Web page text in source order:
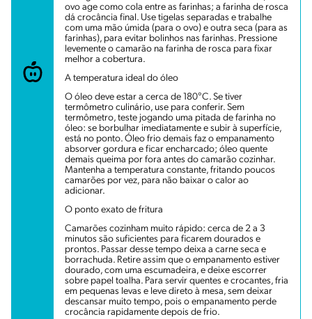
ovo age como cola entre as farinhas; a farinha de rosca
dá crocância final. Use tigelas separadas e trabalhe
com uma mão úmida (para o ovo) e outra seca (para as
farinhas), para evitar bolinhos nas farinhas. Pressione
levemente o camarão na farinha de rosca para fixar
melhor a cobertura.
A temperatura ideal do óleo
O óleo deve estar a cerca de 180°C. Se tiver
termômetro culinário, use para conferir. Sem
termômetro, teste jogando uma pitada de farinha no
óleo: se borbulhar imediatamente e subir à superfície,
está no ponto. Óleo frio demais faz o empanamento
absorver gordura e ficar encharcado; óleo quente
demais queima por fora antes do camarão cozinhar.
Mantenha a temperatura constante, fritando poucos
camarões por vez, para não baixar o calor ao
adicionar.
O ponto exato de fritura
Camarões cozinham muito rápido: cerca de 2 a 3
minutos são suficientes para ficarem dourados e
prontos. Passar desse tempo deixa a carne seca e
borrachuda. Retire assim que o empanamento estiver
dourado, com uma escumadeira, e deixe escorrer
sobre papel toalha. Para servir quentes e crocantes, fria
em pequenas levas e leve direto à mesa, sem deixar
descansar muito tempo, pois o empanamento perde
crocância rapidamente depois de frio.